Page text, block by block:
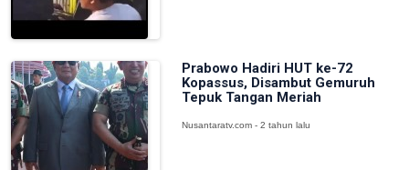
Prabowo Hadiri HUT ke-72
Kopassus, Disambut Gemuruh
Tepuk Tangan Meriah
Nusantaratv.com - 2 tahun lalu